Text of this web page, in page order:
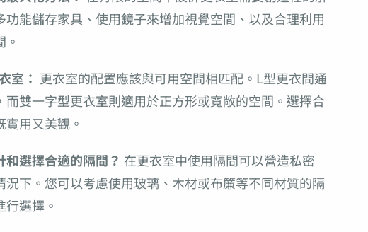
能儲存家具、使用鏡子來增加視覺空間、以及合理利用
室： 更衣室的配置應該與可用空間相匹配。L型更衣間通
雙一字型更衣室則適用於正方形或寬敞的空間。選擇合
用又美觀。
選擇合適的隔間？ 在更衣室中使用隔間可以營造私密
下。您可以考慮使用玻璃、木材或布簾等不同材質的隔
選擇。